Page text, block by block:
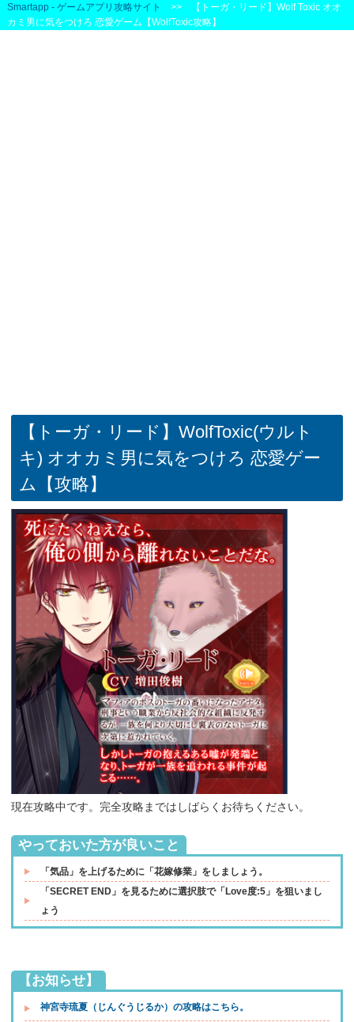
Smartapp - ゲームアプリ攻略サイト
>> 【トーガ・リード】Wolf Toxic オオ
カミ男に気をつけろ 恋愛ゲーム【WolfToxic攻略】
【トーガ・リード】WolfToxic(ウルト
キ) オオカミ男に気をつけろ 恋愛ゲー
ム【攻略】
現在攻略中です。完全攻略まではしばらくお待ちください。
やっておいた方が良いこと
「気品」を上げるために「花嫁修業」をしましょう。
「SECRET END」を見るために選択肢で「Love度:5」を狙いまし
ょう
【お知らせ】
神宮寺琉夏（じんぐうじるか）の攻略はこちら。